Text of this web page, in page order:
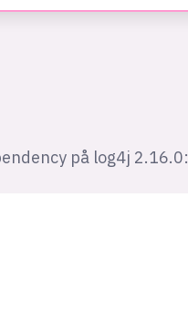
på log4j 2.16.0: